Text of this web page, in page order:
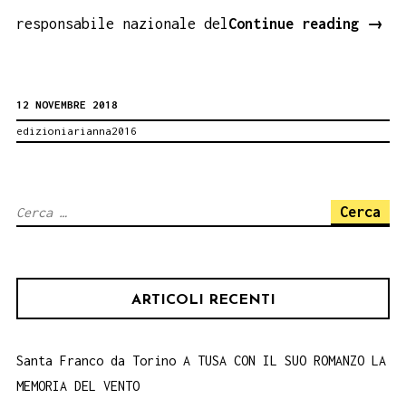
responsabile nazionale delContinue reading →
12 NOVEMBRE 2018
edizioniarianna2016
Ricerca
ARTICOLI RECENTI
Santa Franco da Torino A TUSA CON IL SUO ROMANZO LA
MEMORIA DEL VENTO